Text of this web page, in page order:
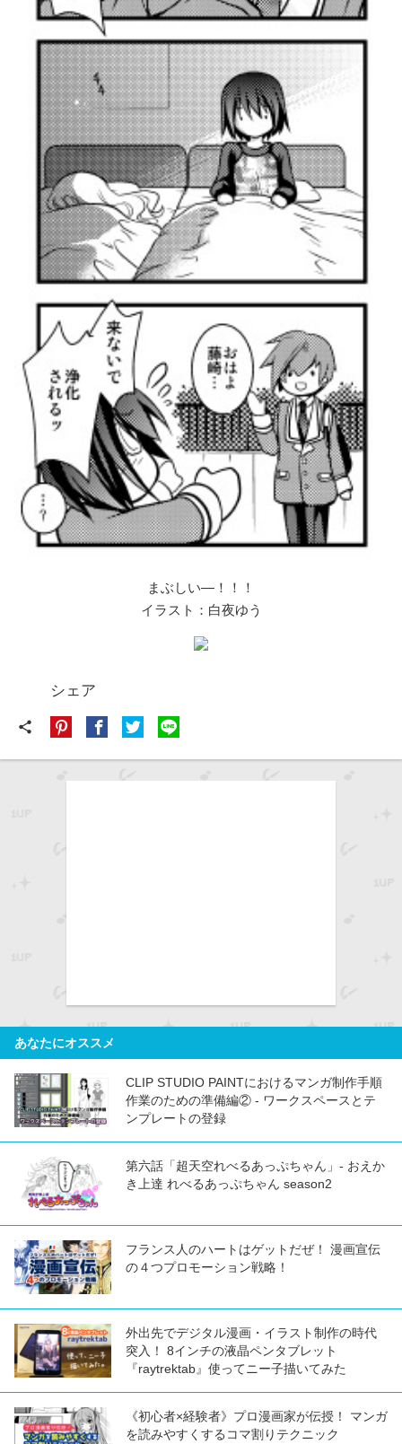
まぶしい―！！！
イラスト：白夜ゆう
シェア
share
あなたにオススメ
CLIP STUDIO PAINTにおけるマンガ制作手順
作業のための準備編② - ワークスペースとテ
ンプレートの登録
第六話「超天空れべるあっぷちゃん」- おえか
き上達 れべるあっぷちゃん season2
フランス人のハートはゲットだぜ！ 漫画宣伝
の４つプロモーション戦略！
外出先でデジタル漫画・イラスト制作の時代
突入！ 8インチの液晶ペンタブレット
『raytrektab』使ってニー子描いてみた
《初心者×経験者》プロ漫画家が伝授！ マンガ
を読みやすくするコマ割りテクニック